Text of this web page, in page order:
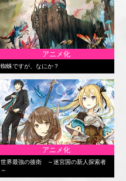
アニメ化
蜘蛛ですが、なにか？
アニメ化
世界最強の後衛 ～迷宮国の新人探索者
～